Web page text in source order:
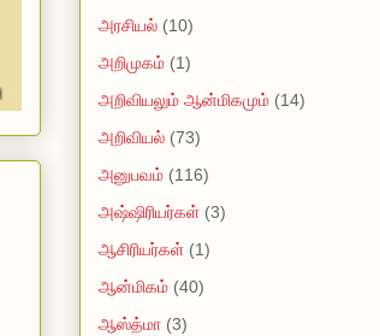
அரசியல் (10)
அறிமுகம் (1)
அறிவியலும் ஆன்மிகமும் (14)
அறிவியல் (73)
அனுபவம் (116)
அஷ்ஷிரியர்கள் (3)
ஆசிரியர்கள் (1)
ஆன்மிகம் (40)
ஆஸ்த்மா (3)